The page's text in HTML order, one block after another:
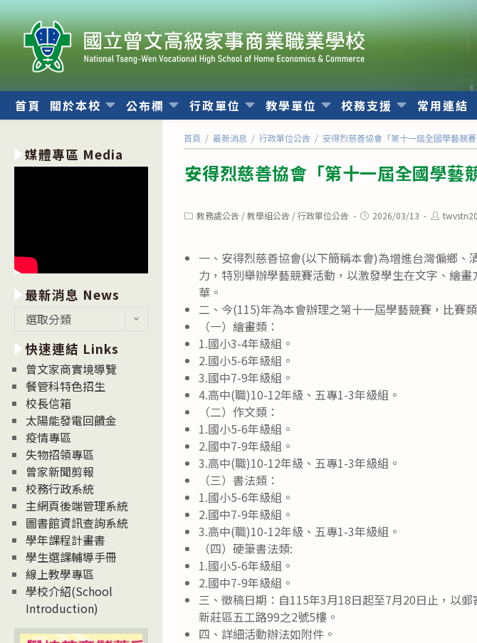
跳
轉
至
內
首頁 關於本校 公布欄 行政單位 教學單位 校務支援 常用連結
首頁 / 最新消息 / 行政單位公告 / 安得烈慈善協會「第十一屆全國學藝競賽
安得烈慈善協會「第十一屆全國學藝
Post教務處公告 / 教學組公告 / 行政單位公告
Post2026/03/13
Post
一、安得烈慈善協會(以下簡稱本會)為增進台灣偏鄉
力，特別舉辦學藝競賽活動，以激發學生在文字、繪
華。
二、今(115)年為本會辦理之第十一屆學藝競賽，比賽
（一）繪畫類：
1.國小3-4年級組。
2.國小5-6年級組。
3.國中7-9年級組。
4.高中(職)10-12年級、五專1-3年級組。
（二）作文類：
1.國小5-6年級組。
2.國中7-9年級組。
3.高中(職)10-12年級、五專1-3年級組。
（三）書法類：
1.國小5-6年級組。
2.國中7-9年級組。
3.高中(職)10-12年級、五專1-3年級組。
（四）硬筆書法類:
1.國小5-6年級組。
2.國中7-9年級組。
三、徵稿日期：自115年3月18日起至7月20日止，以
新莊區五工路99之2號5樓。
四、詳細活動辦法如附件。
媒體專區 Media
最新消息 News
消
息
News
選取分類
快速連結 Links
曾文家商實境導覽
餐管科特色招生
校長信箱
太陽能發電回饋金
疫情專區
失物招領專區
曾家新聞剪報
校務行政系統
主網頁後端管理系統
圖書館資訊查詢系統
學年課程計畫書
學生選課輔導手冊
線上教學專區
學校介紹(School
Introduction)